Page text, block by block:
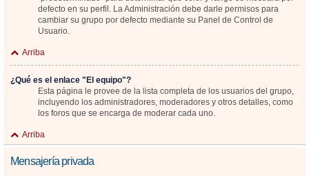
defecto en su perfil. La Administración debe darle permisos para
cambiar su grupo por defecto mediante su Panel de Control de
Usuario.
Arriba
¿Qué es el enlace "El equipo"?
Esta página le provee de la lista completa de los usuarios del grupo,
incluyendo los administradores, moderadores y otros detalles, como
los foros que se encarga de moderar cada uno.
Arriba
Mensajería privada